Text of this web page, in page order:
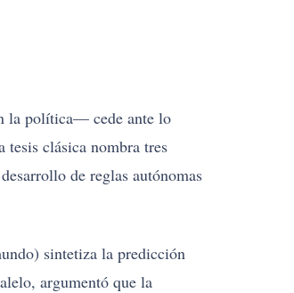
la política— cede ante lo
clásica nombra tres
de reglas autónomas
sintetiza la predicción
argumentó que la